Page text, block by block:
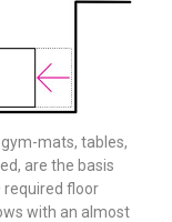
mats, tables,
are the basis
floor
with an almost